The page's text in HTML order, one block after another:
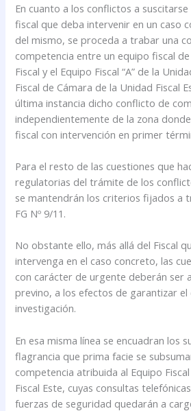
En cuanto a los conflictos a
fiscal que deba intervenir en un caso
del mismo, se proceda a trabar una
competencia entre un equipo fiscal
Fiscal y el Equipo Fiscal “A” de la
Fiscal de Cámara de la Unidad Fiscal
última instancia dicho conflicto de
independientemente de la zona
fiscal con intervención en primer
Para el resto de las cuestiones que
regulatorias del trámite de los
se mantendrán los criterios fijados a
FG Nº 9/11.
No obstante ello, más allá del Fiscal
intervenga en el caso concreto, las
con carácter de urgente deberán ser
previno, a los efectos de garantizar el
investigación.
En esa misma línea se encuadran los
flagrancia que prima facie se
competencia atribuida al Equipo Fiscal
Fiscal Este, cuyas consultas
fuerzas de seguridad quedarán a